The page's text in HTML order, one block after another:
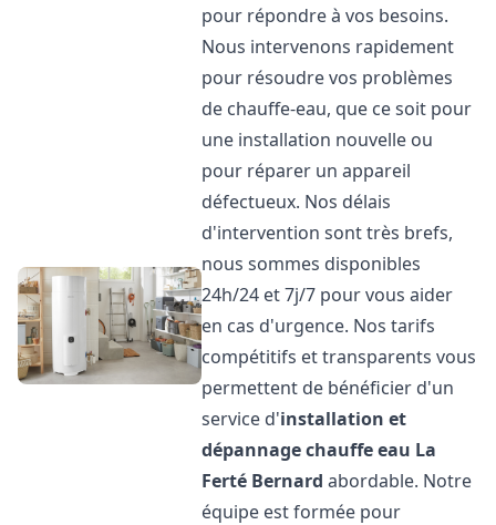
pour répondre à vos besoins.
Nous intervenons rapidement
pour résoudre vos problèmes
de chauffe-eau, que ce soit pour
une installation nouvelle ou
pour réparer un appareil
défectueux. Nos délais
d'intervention sont très brefs,
nous sommes disponibles
24h/24 et 7j/7 pour vous aider
en cas d'urgence. Nos tarifs
compétitifs et transparents vous
permettent de bénéficier d'un
service d'installation et
dépannage chauffe eau La
Ferté Bernard abordable. Notre
équipe est formée pour